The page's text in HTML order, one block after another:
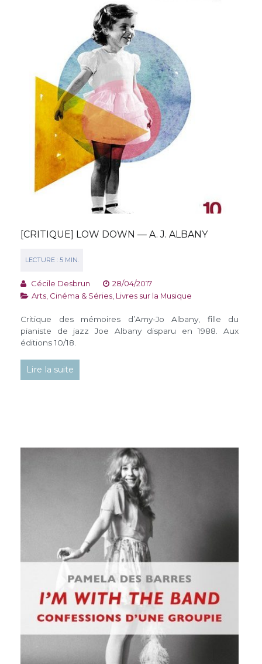
[CRITIQUE] LOW DOWN — A. J. ALBANY
Cécile Desbrun
28/04/2017
Arts, Cinéma & Séries Livres sur la Musique
Critique des mémoires d’Amy-Jo Albany, fille du
pianiste de jazz Joe Albany disparu en 1988. Aux
éditions 10/18.
Lire la suite